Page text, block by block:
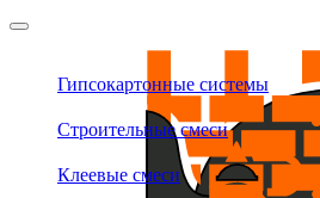
Гипсокартонные системы
Строительные смеси
Клеевые смеси